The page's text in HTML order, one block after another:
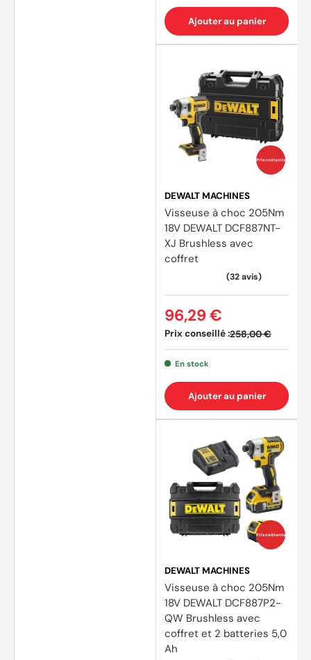
Ajouter au panier
Prix coûtants
DEWALT MACHINES
Visseuse à choc 205Nm
18V DEWALT DCF887NT-
XJ Brushless avec
coffret
Prix conseillé :258,00 €
96,29 €
En stock
Ajouter au panier
Prix coûtants
DEWALT MACHINES
Visseuse à choc 205Nm
18V DEWALT DCF887P2-
QW Brushless avec
coffret et 2 batteries 5,0
Ah